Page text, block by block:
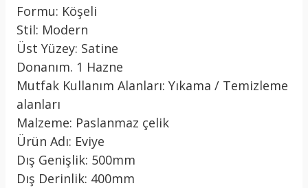
Formu: Köşeli
Stil: Modern
Üst Yüzey: Satine
Donanım. 1 Hazne
Mutfak Kullanım Alanları: Yıkama / Temizleme
alanları
Malzeme: Paslanmaz çelik
Ürün Adı: Eviye
Dış Genişlik: 500mm
Dış Derinlik: 400mm